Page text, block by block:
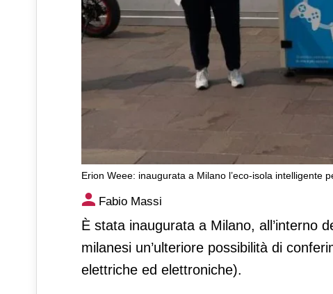
Erion Weee: inaugurata a Milano l’eco-isola intelligente
Erion Weee: inaugurata a
dei piccoli Raee
Fabio Massi
È stata inaugurata a Milano, all’interno
milanesi un’ulteriore possibilità di
elettriche ed elettroniche).